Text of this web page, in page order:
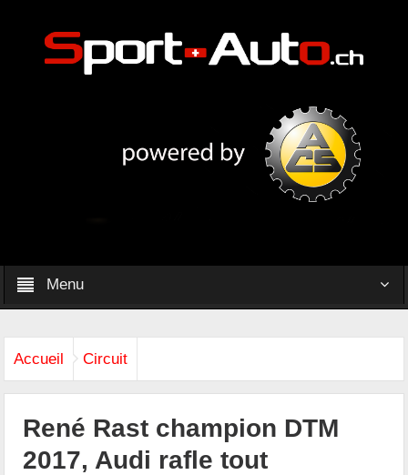
Menu
Accueil Circuit
René Rast champion DTM
2017, Audi rafle tout